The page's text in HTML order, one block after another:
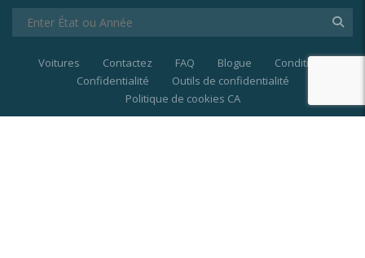
Voitures Contactez FAQ Blogue
Conditions
Confidentialité
Outils de confidentialité
Politique de cookies CA